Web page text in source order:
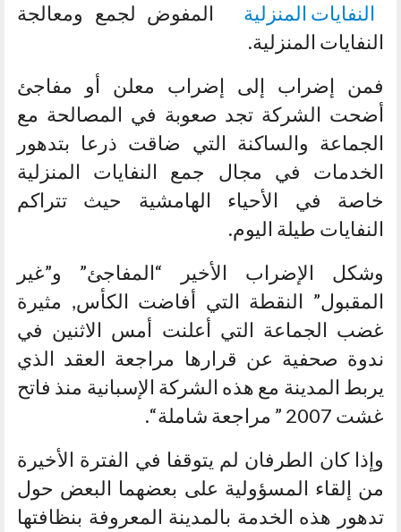
المفوض لجمع ومعالجة
النفايات المنزلية.
فمن إضراب إلى إضراب معلن أو مفاجئ
أضحت الشركة تجد صعوبة في المصالحة مع
الجماعة والساكنة التي ضاقت ذرعا بتدهور
الخدمات في مجال جمع النفايات المنزلية
خاصة في الأحياء الهامشية حيث تتراكم
النفايات طيلة اليوم.
وشكل الإضراب الأخير “المفاجئ” و”غير
المقبول” النقطة التي أفاضت الكأس, مثيرة
غضب الجماعة التي أعلنت أمس الاثنين في
ندوة صحفية عن قرارها مراجعة العقد الذي
يربط المدينة مع هذه الشركة الإسبانية منذ فاتح
غشت 2007 ” مراجعة شاملة “.
وإذا كان الطرفان لم يتوقفا في الفترة الأخيرة
من إلقاء المسؤولية على بعضهما البعض حول
تدهور هذه الخدمة بالمدينة المعروفة بنظافتها